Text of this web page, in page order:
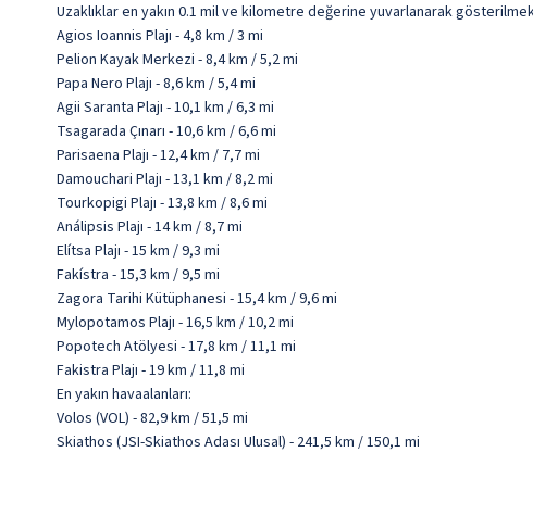
Uzaklıklar en yakın 0.1 mil ve kilometre değerine yuvarlanarak
Agios Ioannis Plajı - 4,8 km / 3 mi
Pelion Kayak Merkezi - 8,4 km / 5,2 mi
Papa Nero Plajı - 8,6 km / 5,4 mi
Agii Saranta Plajı - 10,1 km / 6,3 mi
Tsagarada Çınarı - 10,6 km / 6,6 mi
Parisaena Plajı - 12,4 km / 7,7 mi
Damouchari Plajı - 13,1 km / 8,2 mi
Tourkopigi Plajı - 13,8 km / 8,6 mi
Análipsis Plajı - 14 km / 8,7 mi
Elítsa Plajı - 15 km / 9,3 mi
Fakístra - 15,3 km / 9,5 mi
Zagora Tarihi Kütüphanesi - 15,4 km / 9,6 mi
Mylopotamos Plajı - 16,5 km / 10,2 mi
Popotech Atölyesi - 17,8 km / 11,1 mi
Fakistra Plajı - 19 km / 11,8 mi
En yakın havaalanları:
Volos (VOL) - 82,9 km / 51,5 mi
Skiathos (JSI-Skiathos Adası Ulusal) - 241,5 km / 150,1 mi